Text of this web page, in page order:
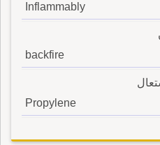
Inflammably
backfire
Propylene